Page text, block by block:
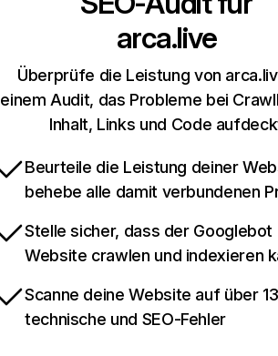
arca.live
Überprüfe die Leistung von
einem Audit, das Probleme bei
Inhalt, Links und Code
Beurteile die Leistung deiner
behebe alle damit verbundenen
Stelle sicher, dass der Googlebot
Website crawlen und indexieren
Scanne deine Website auf über
technische und SEO-Fehler